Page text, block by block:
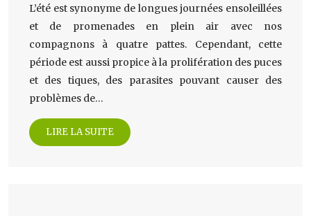
L’été est synonyme de longues journées ensoleillées
et de promenades en plein air avec nos
compagnons à quatre pattes. Cependant, cette
période est aussi propice à la prolifération des puces
et des tiques, des parasites pouvant causer des
problèmes de…
LIRE LA SUITE